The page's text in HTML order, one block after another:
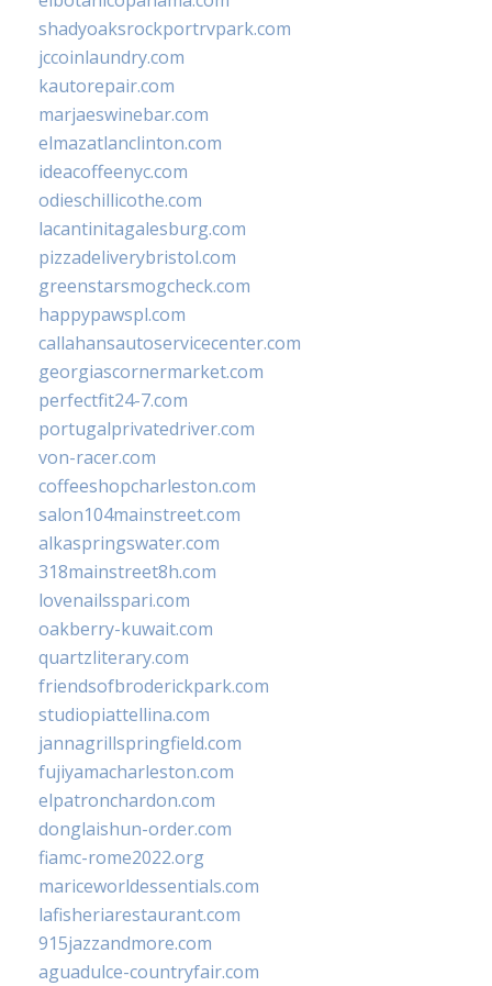
shadyoaksrockportrvpark.com
jccoinlaundry.com
kautorepair.com
marjaeswinebar.com
elmazatlanclinton.com
ideacoffeenyc.com
odieschillicothe.com
lacantinitagalesburg.com
pizzadeliverybristol.com
greenstarsmogcheck.com
happypawspl.com
callahansautoservicecenter.com
georgiascornermarket.com
perfectfit24-7.com
portugalprivatedriver.com
von-racer.com
coffeeshopcharleston.com
salon104mainstreet.com
alkaspringswater.com
318mainstreet8h.com
lovenailsspari.com
oakberry-kuwait.com
quartzliterary.com
friendsofbroderickpark.com
studiopiattellina.com
jannagrillspringfield.com
fujiyamacharleston.com
elpatronchardon.com
donglaishun-order.com
fiamc-rome2022.org
mariceworldessentials.com
lafisheriarestaurant.com
915jazzandmore.com
aguadulce-countryfair.com